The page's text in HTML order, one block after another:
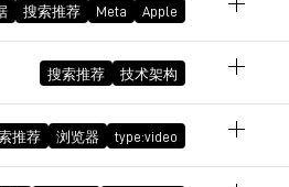
搜索推荐 Meta Apple
搜索推荐 技术架构
推荐 浏览器 type:video